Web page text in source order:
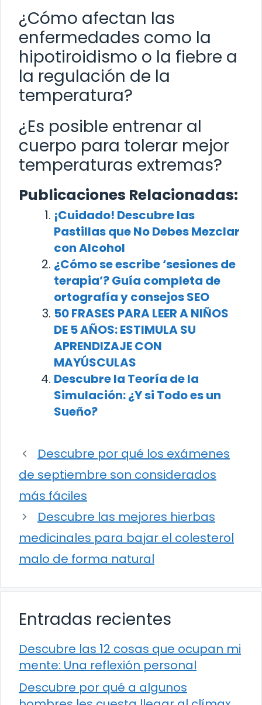
¿Cómo afectan las
enfermedades como la
hipotiroidismo o la fiebre a
la regulación de la
temperatura?
¿Es posible entrenar al
cuerpo para tolerar mejor
temperaturas extremas?
Publicaciones Relacionadas:
¡Cuidado! Descubre las
Pastillas que No Debes Mezclar
con Alcohol
¿Cómo se escribe ‘sesiones de
terapia’? Guía completa de
ortografía y consejos SEO
50 FRASES PARA LEER A NIÑOS
DE 5 AÑOS: ESTIMULA SU
APRENDIZAJE CON
MAYÚSCULAS
Descubre la Teoría de la
Simulación: ¿Y si Todo es un
Sueño?
Descubre por qué los exámenes
de septiembre son considerados
más fáciles
Descubre las mejores hierbas
medicinales para bajar el colesterol
malo de forma natural
Entradas recientes
Descubre las 12 cosas que ocupan mi
mente: Una reflexión personal
Descubre por qué a algunos